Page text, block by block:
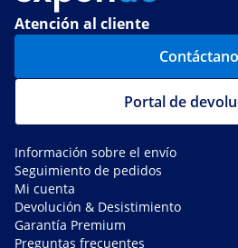
Atención al cliente
Portal de
Información sobre el envío
Seguimiento de pedidos
Mi cuenta
Devolución & Desistimiento
Garantía Premium
Preguntas frecuentes